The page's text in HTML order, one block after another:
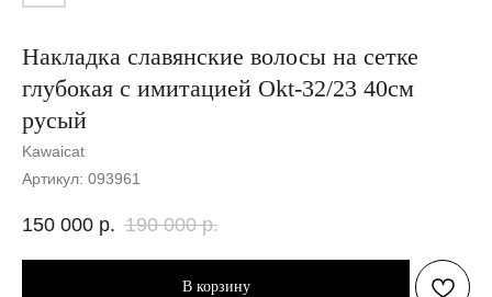
Накладка славянские волосы на сетке
глубокая с имитацией Okt-32/23 40см
русый
Kawaicat
Артикул: 093961
150 000 р. 190 000 р.
В корзину